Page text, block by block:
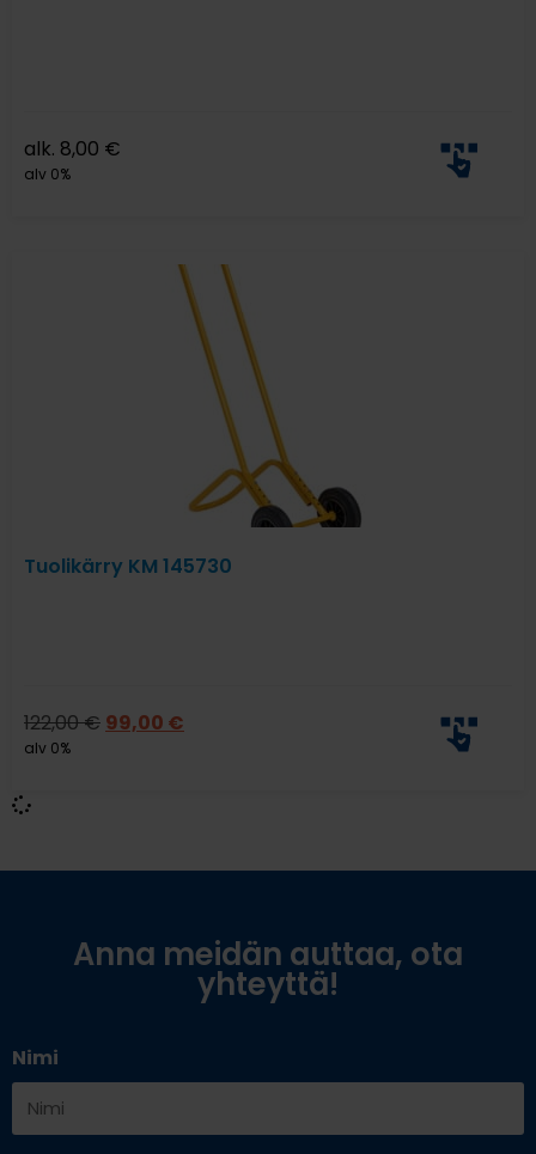
alk. 8,00 €
alv 0%
Tuolikärry KM 145730
122,00€ 99,00 €
alv 0%
Anna meidän auttaa, ota
yhteyttä!
Nimi